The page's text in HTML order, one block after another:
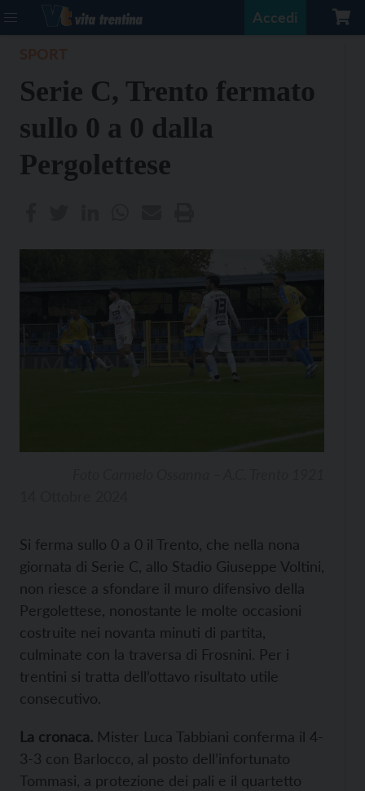
Accedi
Serie C, Trento fermato
sullo 0 a 0 dalla
Pergolettese
Si ferma sullo 0 a 0 il Trento, che nella nona
giornata di Serie C, allo Stadio Giuseppe Voltini,
non riesce a sfondare il muro difensivo della
Pergolettese, nonostante le molte occasioni
costruite nei novanta minuti di partita,
culminate con la traversa di Frosnini. Per i
trentini si tratta dell’ottavo risultato utile
consecutivo.
La cronaca. Mister Luca Tabbiani conferma il 4-
3-3 con Barlocco, al posto dell’infortunato
Tommasi, a protezione dei pali e il quartetto